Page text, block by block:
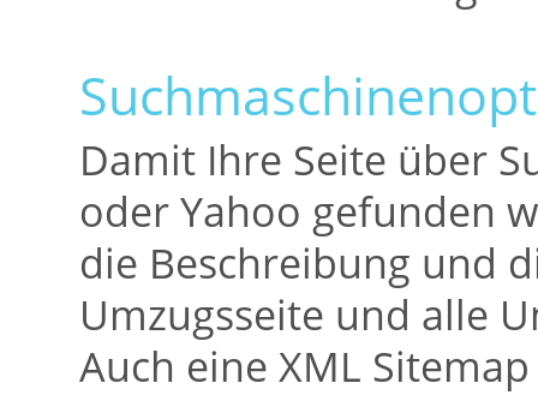
Damit Ihre Seite über
oder Yahoo gefunden
die Beschreibung und
Umzugsseite und alle
Auch eine XML